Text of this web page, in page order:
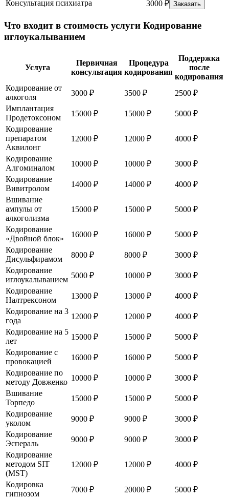
Консультация психиатра 3000 ₽ Заказать
Что входит в стоимость услуги Кодирование
иглоукалыванием
Услуга
Первичная
консультация
Процедура
кодирования
Поддержка
после
кодирования
Кодирование от
алкоголя
3000 ₽ 3500 ₽
2500 ₽
Имплантация
Продетоксоном
15000 ₽ 15000 ₽
5000 ₽
Кодирование
препаратом
Аквилонг
12000 ₽ 12000 ₽ 4000 ₽
Кодирование
Алгоминалом
10000 ₽ 10000 ₽
3000 ₽
Кодирование
Вивитролом
14000 ₽ 14000 ₽
4000 ₽
Вшивание
ампулы от
алкоголизма
15000 ₽ 15000 ₽ 5000 ₽
Кодирование
«Двойной блок»
16000 ₽ 16000 ₽
5000 ₽
Кодирование
Дисульфирамом
8000 ₽ 8000 ₽
3000 ₽
Кодирование
иглоукалыванием 5000 ₽ 10000 ₽
3000 ₽
Кодирование
Налтрексоном
13000 ₽ 13000 ₽
4000 ₽
Кодирование на 3
года
12000 ₽ 12000 ₽
4000 ₽
Кодирование на 5
лет
15000 ₽ 15000 ₽
5000 ₽
Кодирование с
провокацией
16000 ₽ 16000 ₽
5000 ₽
Кодирование по
методу Довженко 10000 ₽ 10000 ₽
3000 ₽
Вшивание
Торпедо
15000 ₽ 15000 ₽
5000 ₽
Кодирование
уколом
9000 ₽ 9000 ₽
3000 ₽
Кодирование
Эспераль
9000 ₽ 9000 ₽
3000 ₽
Кодирование
методом SIT
(MST)
12000 ₽ 12000 ₽ 4000 ₽
Кодировка
гипнозом
7000 ₽ 20000 ₽
5000 ₽